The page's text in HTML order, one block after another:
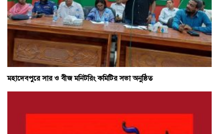
মহাদেবপুরে সার ও বীজ মনিটরিং কমিটির সভা অনুষ্ঠিত